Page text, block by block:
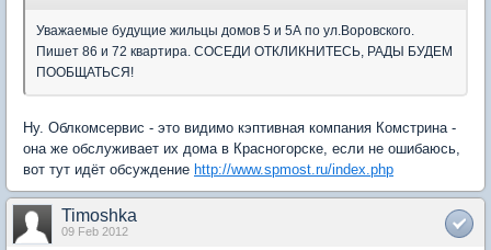
Уважаемые будущие жильцы домов 5 и 5А по ул.Воровского.
Пишет 86 и 72 квартира. СОСЕДИ ОТКЛИКНИТЕСЬ, РАДЫ БУДЕМ
ПООБЩАТЬСЯ!
Ну. Облкомсервис - это видимо кэптивная компания Комстрина -
она же обслуживает их дома в Красногорске, если не ошибаюсь,
вот тут идёт обсуждение http://www.spmost.ru/index.php
Timoshka
09 Feb 2012